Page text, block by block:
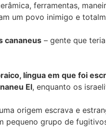
ferramentas,
um povo inimigo e
cananeus – gente que
língua em que foi
El, enquanto os
origem escrava e
pequeno grupo de